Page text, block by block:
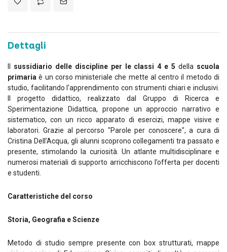
Dettagli
Il sussidiario delle discipline per le classi 4 e 5della scuola
primaria è un corso ministeriale che mette al centro il metodo di
studio, facilitando l'apprendimento con strumenti chiari e inclusivi.
Il progetto didattico, realizzato dal Gruppo di Ricerca e
Sperimentazione Didattica, propone un approccio narrativo e
sistematico, con un ricco apparato di esercizi, mappe visive e
laboratori. Grazie al percorso "Parole per conoscere", a cura di
Cristina Dell’Acqua, gli alunni scoprono collegamenti tra passato e
presente, stimolando la curiosità. Un atlante multidisciplinare e
numerosi materiali di supporto arricchiscono l’offerta per docenti
e studenti.
Caratteristiche del corso
Storia, Geografia e Scienze
Metodo di studio sempre presente con box strutturati, mappe